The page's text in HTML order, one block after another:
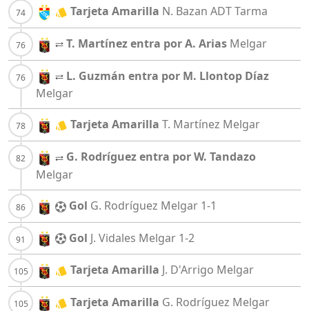
Tarjeta Amarilla N. Bazan ADT Tarma
T. Martínez entra por A. Arias Melgar
L. Guzmán entra por M. Llontop Díaz
Melgar
Tarjeta Amarilla T. Martínez Melgar
G. Rodríguez entra por W. Tandazo
Melgar
Gol G. Rodríguez Melgar 1-1
Gol J. Vidales Melgar 1-2
Tarjeta Amarilla J. D'Arrigo Melgar
Tarjeta Amarilla G. Rodríguez Melgar